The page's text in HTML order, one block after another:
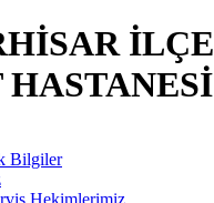
İLÇE
Bilgiler
Hekimlerimiz